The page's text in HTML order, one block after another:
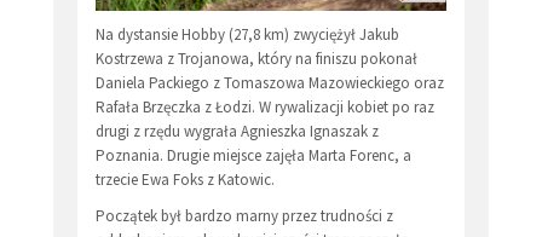
Na dystansie Hobby (27,8 km) zwyciężył Jakub
Kostrzewa z Trojanowa, który na finiszu pokonał
Daniela Packiego z Tomaszowa Mazowieckiego oraz
Rafała Brzęczka z Łodzi. W rywalizacji kobiet po raz
drugi z rzędu wygrała Agnieszka Ignaszak z
Poznania. Drugie miejsce zajęła Marta Forenc, a
trzecie Ewa Foks z Katowic.
Początek był bardzo marny przez trudności z